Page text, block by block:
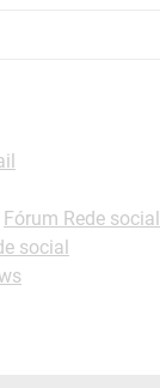
Fórum Rede social
social